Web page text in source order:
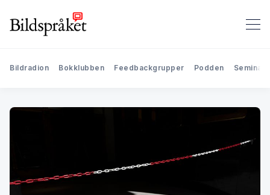
Bildradion Bokklubben Feedbackgrupper Podden